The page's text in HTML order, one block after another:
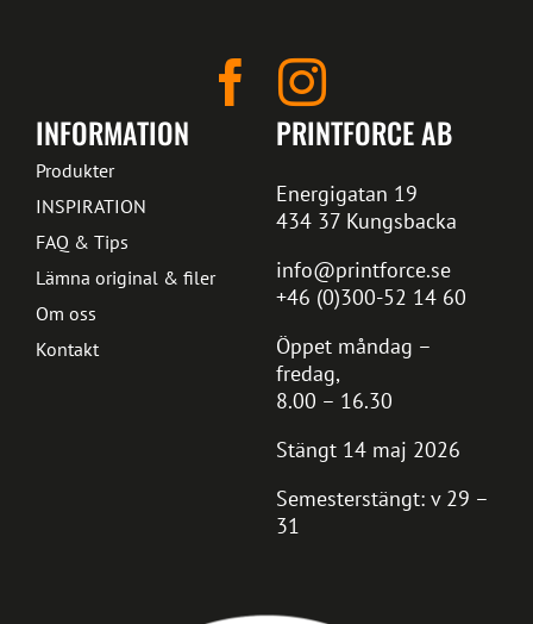
PRINTFORCE AB
Energigatan 19
434 37 Kungsbacka
info@printforce.se
+46 (0)300-52 14 60
Öppet måndag –
fredag,
8.00 – 16.30
Stängt 14 maj 2026
Semesterstängt: v 29 –
31
INFORMATION
Produkter
INSPIRATION
FAQ & Tips
Lämna original & filer
Om oss
Kontakt